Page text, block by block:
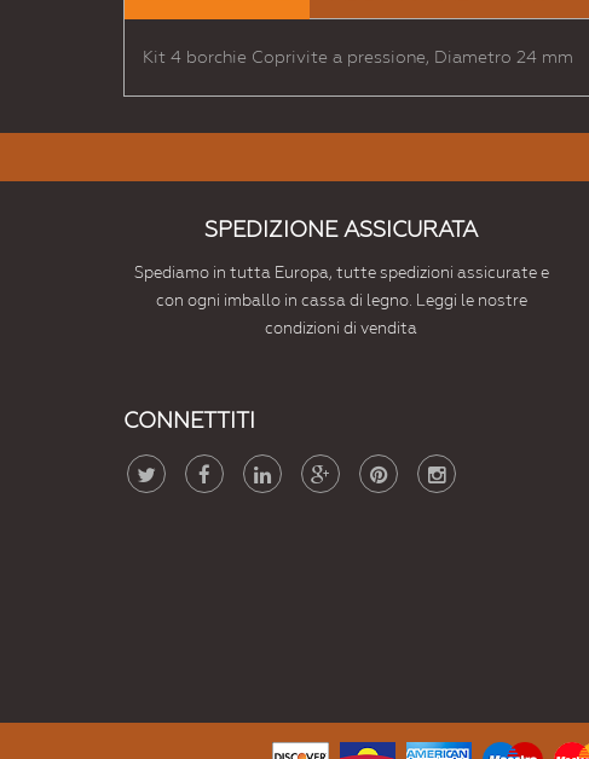
Kit 4 borchie Coprivite a pressione, Diametro 24 mm
SPEDIZIONE ASSICURATA
Spediamo in tutta Europa, tutte spedizioni assicurate e
con ogni imballo in cassa di legno. Leggi le nostre
condizioni di vendita
CONNETTITI